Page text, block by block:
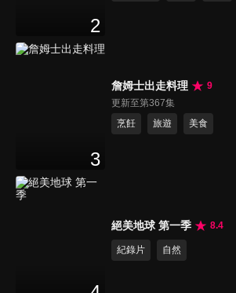
2
3
詹姆士出走料理
9
更新至第367集
烹飪
旅遊 美食
絕美地球 第一季 8.4
紀錄片 自然